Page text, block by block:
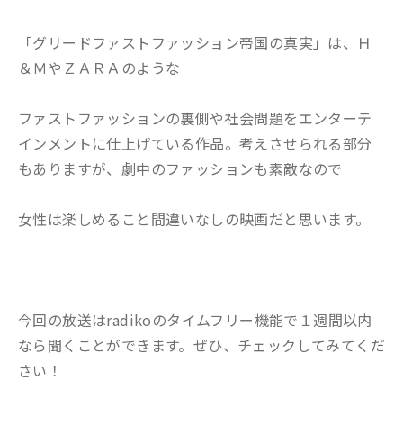
「グリードファストファッション帝国の真実」は、Ｈ
＆ＭやＺＡＲＡのような
ファストファッションの裏側や社会問題をエンターテ
インメントに仕上げている作品。考えさせられる部分
もありますが、劇中のファッションも素敵なので
女性は楽しめること間違いなしの映画だと思います。
今回の放送はradikoのタイムフリー機能で１週間以内
なら聞くことができます。ぜひ、チェックしてみてくだ
さい！